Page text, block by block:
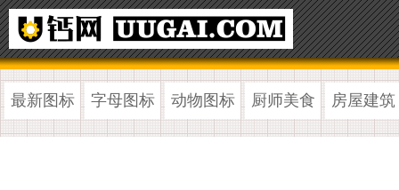
最新图标 字母图标 动物图标 厨师美食 房屋建筑